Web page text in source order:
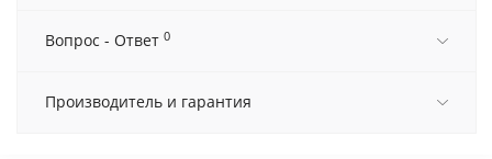
Вопрос - Ответ 0
Производитель и гарантия